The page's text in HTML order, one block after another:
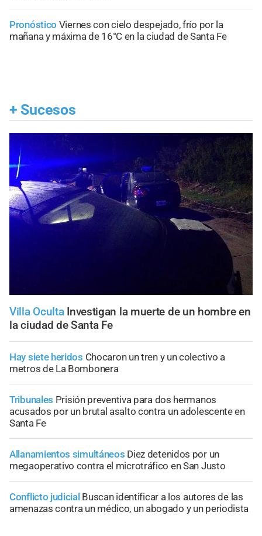
Pronóstico Viernes con cielo despejado, frío por la
mañana y máxima de 16°C en la ciudad de Santa Fe
+ Sucesos
Villa Oculta Investigan la muerte de un hombre en
la ciudad de Santa Fe
Hay siete heridos Chocaron un tren y un colectivo a
metros de La Bombonera
Tribunales Prisión preventiva para dos hermanos
acusados por un brutal asalto contra un adolescente en
Santa Fe
Allanamientos simultáneos Diez detenidos por un
megaoperativo contra el microtráfico en San Justo
Conflicto judicial Buscan identificar a los autores de las
amenazas contra un médico, un abogado y un periodista